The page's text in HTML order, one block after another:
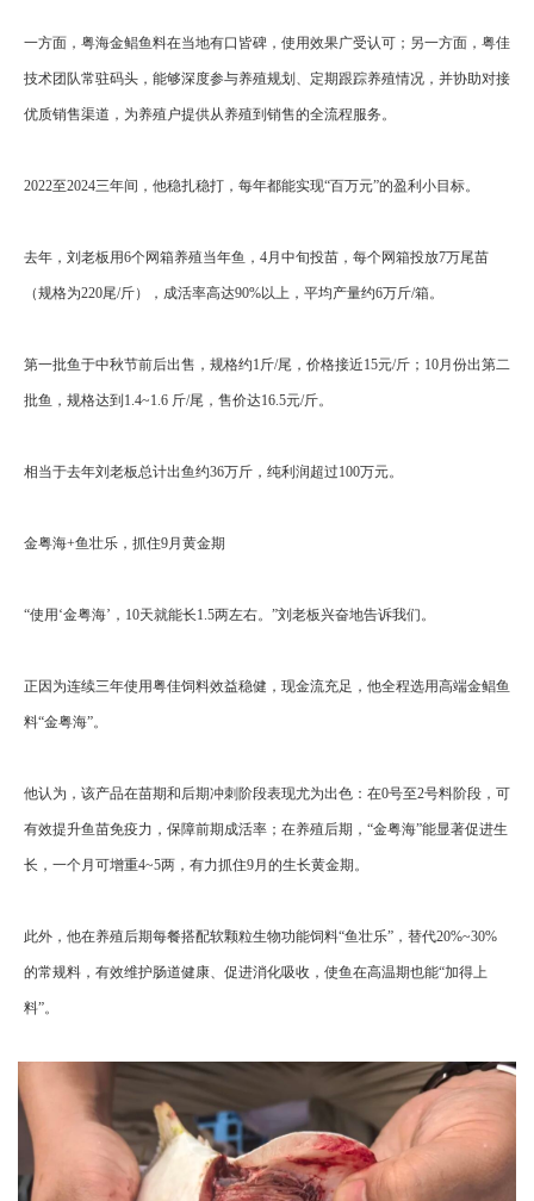
一方面，粤海金鲳鱼料在当地有口皆碑，使用效果广受认可；另一方面，粤佳
技术团队常驻码头，能够深度参与养殖规划、定期跟踪养殖情况，并协助对接
优质销售渠道，为养殖户提供从养殖到销售的全流程服务。
2022至2024三年间，他稳扎稳打，每年都能实现“百万元”的盈利小目标。
去年，刘老板用6个网箱养殖当年鱼，4月中旬投苗，每个网箱投放7万尾苗
（规格为220尾/斤），成活率高达90%以上，平均产量约6万斤/箱。
第一批鱼于中秋节前后出售，规格约1斤/尾，价格接近15元/斤；10月份出第二
批鱼，规格达到1.4~1.6 斤/尾，售价达16.5元/斤。
相当于去年刘老板总计出鱼约36万斤，纯利润超过100万元。
金粤海+鱼壮乐，抓住9月黄金期
“使用‘金粤海’，10天就能长1.5两左右。”刘老板兴奋地告诉我们。
正因为连续三年使用粤佳饲料效益稳健，现金流充足，他全程选用高端金鲳鱼
料“金粤海”。
他认为，该产品在苗期和后期冲刺阶段表现尤为出色：在0号至2号料阶段，可
有效提升鱼苗免疫力，保障前期成活率；在养殖后期，“金粤海”能显著促进生
长，一个月可增重4~5两，有力抓住9月的生长黄金期。
此外，他在养殖后期每餐搭配软颗粒生物功能饲料“鱼壮乐”，替代20%~30%
的常规料，有效维护肠道健康、促进消化吸收，使鱼在高温期也能“加得上
料”。